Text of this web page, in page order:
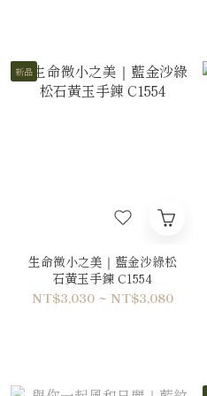
新品
生命微小之美｜藍金沙綠松
石黃玉手鍊 C1554
NT$3,030 ~ NT$3,080